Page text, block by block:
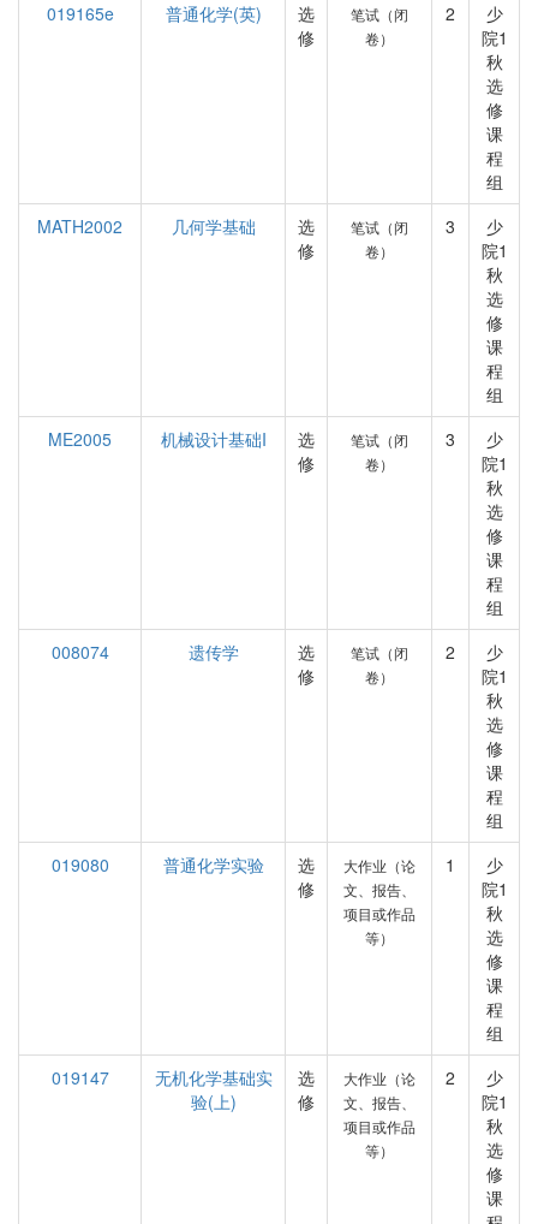
019165e
普通化学(英)
选
修
笔试（闭
卷）
2
少
院1
秋
选
修
课
程
组
MATH2002
几何学基础
选
修
笔试（闭
卷）
3
少
院1
秋
选
修
课
程
组
ME2005
机械设计基础I
选
修
笔试（闭
卷）
3
少
院1
秋
选
修
课
程
组
008074
遗传学
选
修
笔试（闭
卷）
2
少
院1
秋
选
修
课
程
组
019080
普通化学实验
选
修
大作业（论
文、报告、
项目或作品
等）
1
少
院1
秋
选
修
课
程
组
019147
无机化学基础实
验(上)
选
修
大作业（论
文、报告、
项目或作品
等）
2
少
院1
秋
选
修
课